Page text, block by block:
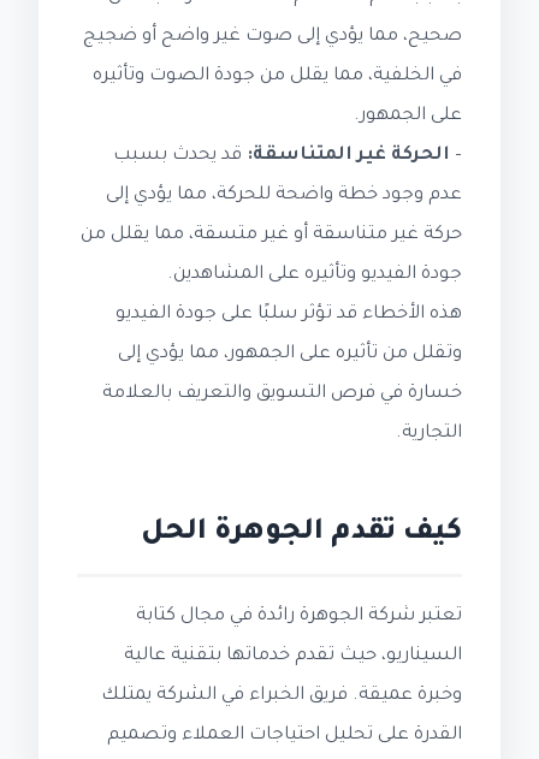
صحيح، مما يؤدي إلى صوت غير واضح أو ضجيج
في الخلفية، مما يقلل من جودة الصوت وتأثيره
على الجمهور.
– الحركة غير المتناسقة: قد يحدث بسبب
عدم وجود خطة واضحة للحركة، مما يؤدي إلى
حركة غير متناسقة أو غير متسقة، مما يقلل من
جودة الفيديو وتأثيره على المشاهدين.
هذه الأخطاء قد تؤثر سلبًا على جودة الفيديو
وتقلل من تأثيره على الجمهور، مما يؤدي إلى
خسارة في فرص التسويق والتعريف بالعلامة
التجارية.
كيف تقدم الجوهرة الحل
تعتبر شركة الجوهرة رائدة في مجال كتابة
السيناريو، حيث تقدم خدماتها بتقنية عالية
وخبرة عميقة. فريق الخبراء في الشركة يمتلك
القدرة على تحليل احتياجات العملاء وتصميم